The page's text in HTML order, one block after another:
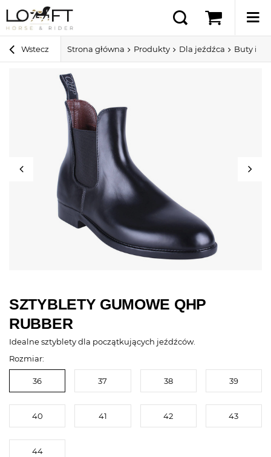
Wstecz Strona główna Produkty Dla jeźdźca Buty i
SZTYBLETY GUMOWE QHP
RUBBER
Idealne sztyblety dla początkujących jeźdźców.
Rozmiar:
36 37 38 39
40 41 42 43
44